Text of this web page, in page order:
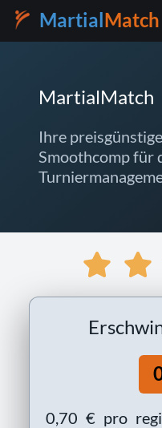
Martial Match
MartialMatch
Ihre
Smoothcomp für
0,70 € pro